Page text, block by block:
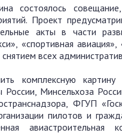
состоялось
Проект
акты в части
«спортивная авиация»,
всех
комплексную картину
Минсельхоза
ФГУП
пилотов и
авиастроительная